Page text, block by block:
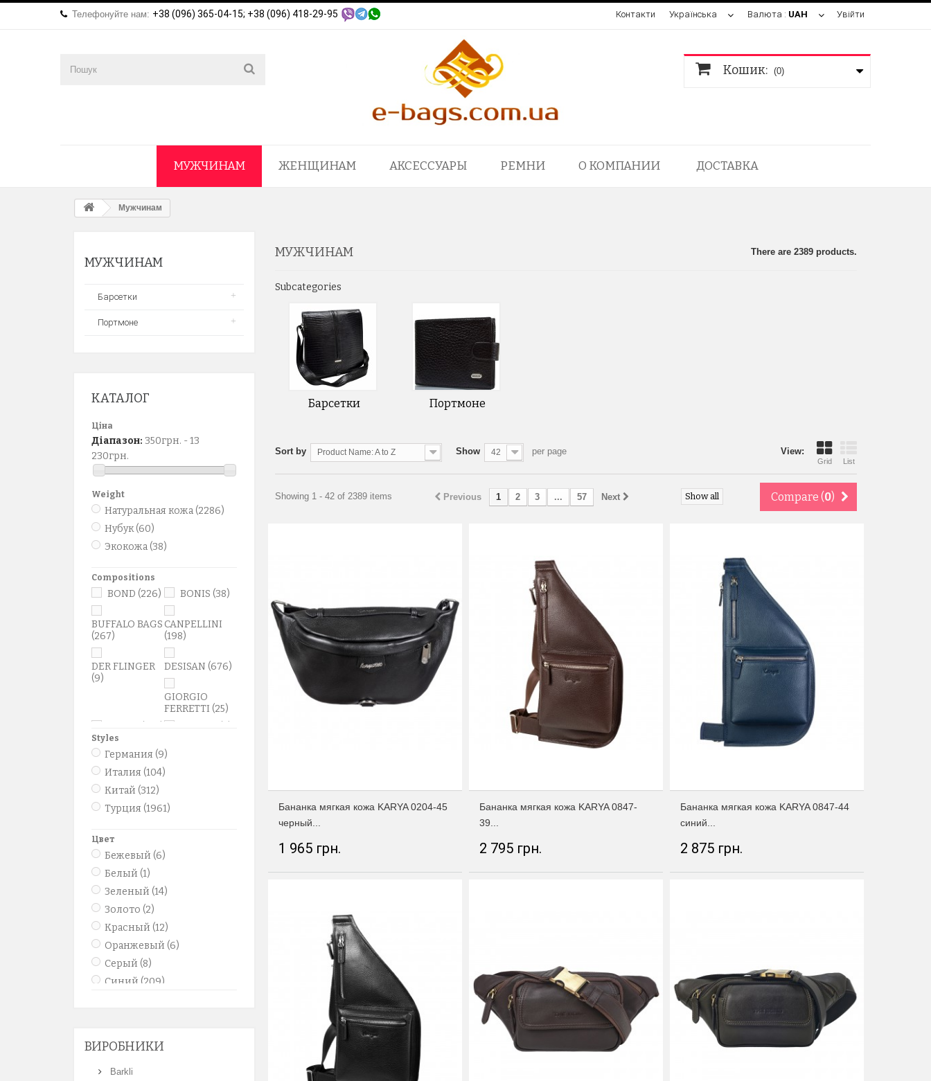
Увійти
Валюта : UAH
Українська
Контакти
Телефонуйте нам: +38 (096) 365-04-15; +38 (096) 418-29-95
Кошик: (0)
МУЖЧИНАМ ЖЕНЩИНАМ АКСЕССУАРЫ РЕМНИ О КОМПАНИИ ДОСТАВКА
Мужчинам
МУЖЧИНАМ
Барсетки
Портмоне
КАТАЛОГ
Ціна
Діапазон: 350грн. - 13
230грн.
Weight
Натуральная кожа (2286)
Нубук(60)
Экокожа (38)
Compositions
BOND (226) BONIS (38)
BUFFALO BAGS
(267)
CANPELLINI
(198)
DER FLINGER
(9)
DESISAN (676)
GIORGIO
FERRETTI (25)
KARYA
Petek
TONY BELLUCI
TONY PEROTTI
Styles
Германия (9)
Италия (104)
Китай (312)
Турция (1961)
Цвет
Бежевый (6)
Белый (1)
Зеленый (14)
Золото (2)
Красный (12)
Оранжевый (6)
Серый (8)
Синий (209)
коричневый
розовый
ВИРОБНИКИ
Barkli
МУЖЧИНАМ There are 2389 products.
Subcategories
Барсетки Портмоне
View:
Grid List
Sort by Product Name: A to Z Show 42 per page
Compare (0)
Show all
Previous 1 2 3 ... 57 Next
Showing 1 - 42 of 2389 items
Бананка мягкая кожа KARYA 0204-45
черный...
1 965 грн.
Бананка мягкая кожа KARYA 0847-
39...
2 795 грн.
Бананка мягкая кожа KARYA 0847-44
синий...
2 875 грн.